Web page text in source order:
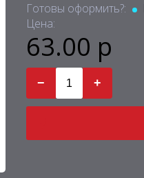
Готовы оформить?:
Цена:
63.00 р
− +